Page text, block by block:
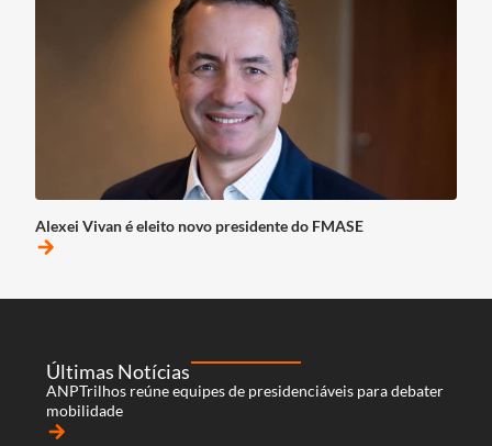
Alexei Vivan é eleito novo presidente do FMASE
arrow_forward
Últimas Notícias
ANPTrilhos reúne equipes de presidenciáveis para debater
mobilidade
arrow_forward